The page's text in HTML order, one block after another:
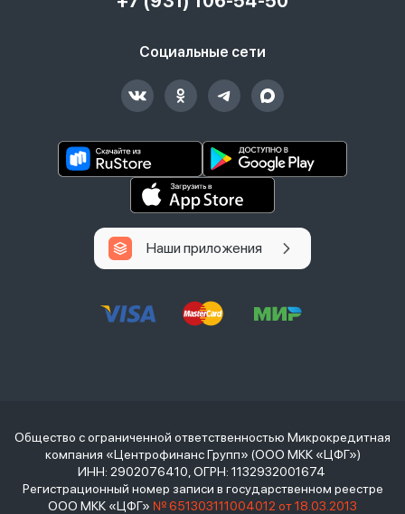
Социальные сети
Наши приложения
Общество с ограниченной ответственностью Микрокредитная
компания «Центрофинанс Групп» (ООО МКК «ЦФГ»)
ИНН: 2902076410, ОГРН: 1132932001674
Регистрационный номер записи в государственном реестре
ООО МКК «ЦФГ» № 651303111004012 от 18.03.2013